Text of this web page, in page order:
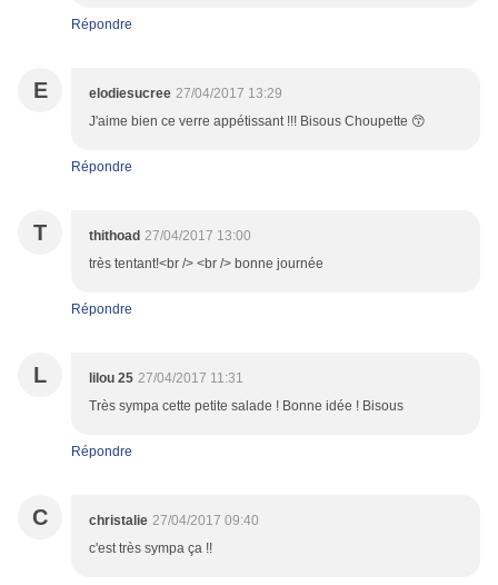
Répondre
E elodiesucree 27/04/2017 13:29
J'aime bien ce verre appétissant !!! Bisous Choupette 😙
Répondre
T thithoad 27/04/2017 13:00
très tentant!<br /> <br /> bonne journée
Répondre
L lilou 25 27/04/2017 11:31
Très sympa cette petite salade ! Bonne idée ! Bisous
Répondre
C christalie 27/04/2017 09:40
c'est très sympa ça !!